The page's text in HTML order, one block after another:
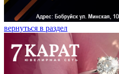
вернуться в раздел